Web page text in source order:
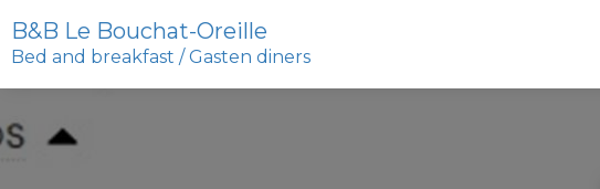
B&B Le Bouchat-Oreille
Bed and breakfast / Gasten diners